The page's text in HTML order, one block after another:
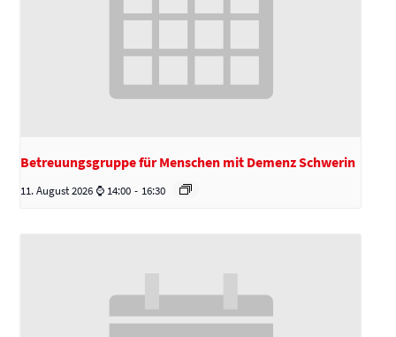
Betreuungsgruppe für Menschen mit Demenz Schwerin
11. August 2026 ⌚ 14:00 - 16:30